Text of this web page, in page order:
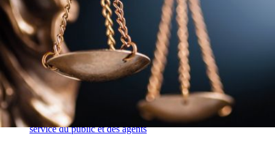
Rémunération
OTE et DDI
|
Travail & santé
Action sociale
|
Contractuels
|
Le dialogue social engagé pour une Intelligence Artificielle au
service du public et des agents